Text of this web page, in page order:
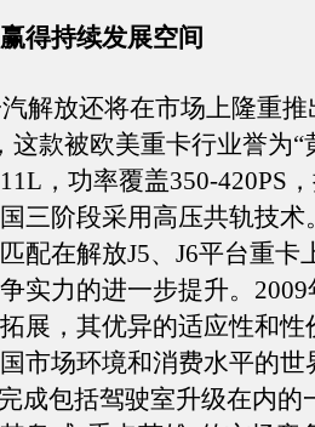
得持续发展空间
解放还将在市场上隆重
这款被欧美重卡行业誉为“
，功率覆盖350-420PS
三阶段采用高压共轨技
配在解放J5、J6平台重卡
实力的进一步提升。2009
展，其优异的适应性和性
市场环境和消费水平的世
成包括驾驶室升级在内的